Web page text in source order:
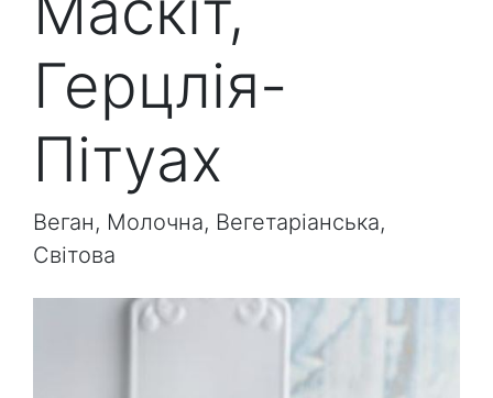
Герцлія-
Пітуах
Веган, Молочна, Вегетаріанська,
Світова